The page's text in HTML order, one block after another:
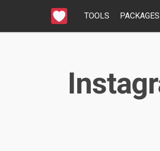
TOOLS PACKAGES